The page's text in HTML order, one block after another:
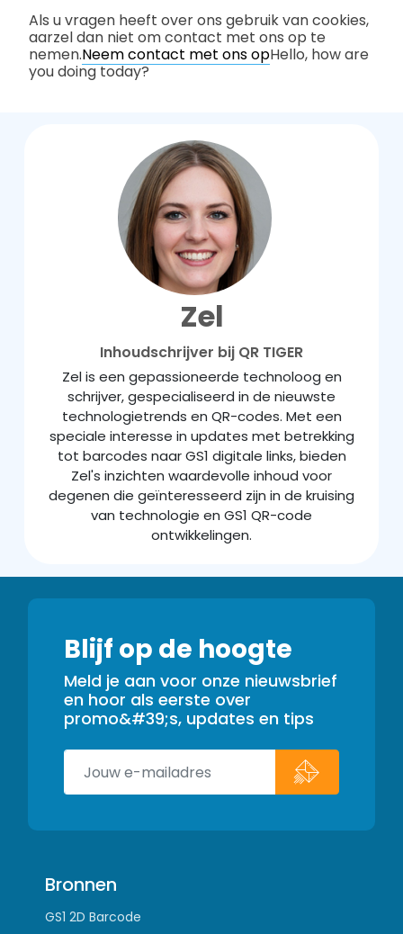
Als u vragen heeft over ons gebruik van cookies,
aarzel dan niet om contact met ons op te
nemen.Neem contact met ons opHello, how are
you doing today?
Zel
Inhoudschrijver bij QR TIGER
Zel is een gepassioneerde technoloog en
schrijver, gespecialiseerd in de nieuwste
technologietrends en QR-codes. Met een
speciale interesse in updates met betrekking
tot barcodes naar GS1 digitale links, bieden
Zel's inzichten waardevolle inhoud voor
degenen die geïnteresseerd zijn in de kruising
van technologie en GS1 QR-code
ontwikkelingen.
Blijf op de hoogte
Meld je aan voor onze nieuwsbrief
en hoor als eerste over
promo&#39;s, updates en tips
Bronnen
GS1 2D Barcode